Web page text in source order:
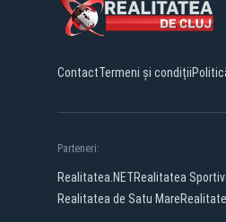
ContactTermeni și condiții
Parteneri:
Realitatea.NETRealitatea
Realitatea de Satu Mare